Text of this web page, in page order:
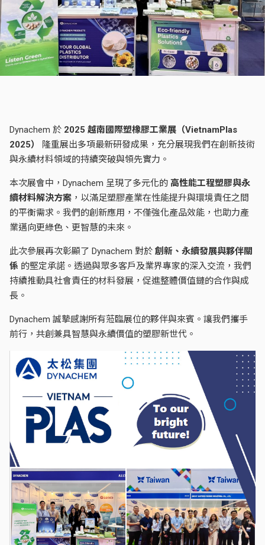
Dynachem 於 2025 越南國際塑橡膠工業展（VietnamPlas
2025）
隆重展出多項最新研發成果，充分展現我們在創新技術
與永續材料領域的持續突破與領先實力。
本次展會中，Dynachem 呈現了多元化的 高性能工程塑膠與永
續材料解決方案 ，以滿足塑膠產業在性能提升與環境責任之間
的平衡需求。我們的創新應用，不僅強化產品效能，也助力產
業邁向更綠色、更智慧的未來。
此次參展再次彰顯了 Dynachem 對於 創新、永續發展與夥伴關
係 的堅定承諾。透過與眾多客戶及業界專家的深入交流，我們
持續推動具社會責任的材料發展，促進整體價值鏈的合作與成
長。
Dynachem 誠摯感謝所有蒞臨展位的夥伴與來賓。讓我們攜手
前行，共創兼具智慧與永續價值的塑膠新世代。